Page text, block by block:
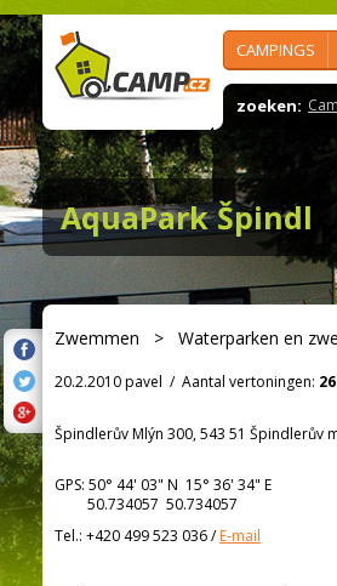
CAMPINGS
zoeken:
AquaPark Špindl
Zwemmen > Waterparken en
20.2.2010 pavel / Aantal vertoningen:
Špindlerův Mlýn 300, 543 51 Špindlerův
GPS: 50° 44' 03" N 15° 36' 34" E
50.734057 50.734057
Tel.: +420 499 523 036/E-mail